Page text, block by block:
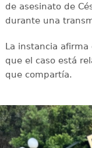
de asesinato de
durante una
La instancia
que el caso está
que compartía.